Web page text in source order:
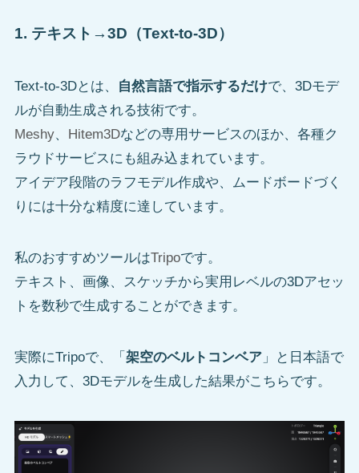
1. テキスト→3D（Text-to-3D）
Text-to-3Dとは、 自然言語で指示するだけで、3Dモデ
ルが自動生成される技術です。
Meshy、 Hitem3Dなどの専用サービスのほか、各種ク
ラウドサービスにも組み込まれています。
アイデア段階のラフモデル作成や、ムードボードづく
りには十分な精度に達しています。
私のおすすめツールはTripoです。
テキスト、画像、スケッチから実用レベルの3Dアセッ
トを数秒で生成することができます。
実際にTripoで、「 架空のベルトコンベア」と日本語で
入力して、3Dモデルを生成した結果がこちらです。